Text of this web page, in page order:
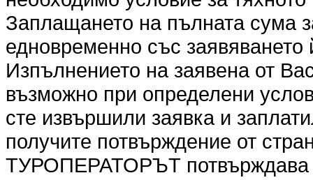
Заплащането на пълната сума
едновременно със заявяването
Изпълнението на заявена от
възможно при определени
сте извършили заявка и
получите потвърждение от
ТУРОПЕРАТОРЪТ потвърждава